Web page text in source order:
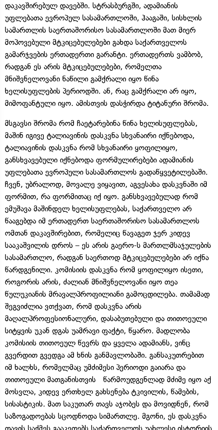
დაკავშირებულ დავებში. სტრასბურგში, ადამიანის
უფლებათა ევროპულ სასამართლოში, ჰააგაში, სისხლის
სამართლის საერთაშორისო სასამართლოში მათ მიერ
მოპოვებული მტკიცებულებები გახდა საქართველოს
გამარჯვების ერთადერთი გარანტი. ერთადერთს ვამბობ,
რადგან ეს არის მტკიცებულებები, რომელთა
მნიშვნელოვანი ნაწილი გამქრალი იყო წინა
ხელისუფლების პერიოდში. ან, რაც გამქრალი არ იყო,
მიმოფანტული იყო. ამისთვის დასჭირდა ტიტანური შრომა.
მსგავსი შრომა რომ ჩაეტარებინა წინა ხელისუფლებას,
მაშინ იგივე ტალიავინის დასკვნა სხვანაირი იქნებოდა,
ტალიავინის დასკვნა რომ სხვანაირი ყოფილიყო,
განსხვავებული იქნებოდა ფორმულირებები ადამიანის
უფლებათა ევროპული სასამართლოს გადაწყვეტილებაში.
ჩვენ, უბრალოდ, მოვალე ვიყავით, აგვესახა დასკვნაში იმ
ფორმით, რა ფორმითაც იქ იყო. განსხვავებულად რომ
ემუშავა მაშინდელ ხელისუფლებას, საქართველო არ
წააგებდა იმ ერთადერთ საერთაშორისო სასამართლოს
ომთან დაკავშირებით, რომელიც წავაგეთ ჯერ კიდევ
სააკაშვილის დროს – ეს არის გაერო-ს მართლმსაჯულების
სასამართლო, რადგან საერთოდ მტკიცებულებები არ იქნა
წარდგენილი. კომისიის დასკვნა რომ ყოფილიყო ისეთი,
როგორის არის, ძალიან მნიშვნელოვანი იყო თეა
წულუკიანის მრავალპროფილიანი გამოცდილება. თამამად
შეგვიძლია ვთქვათ, რომ დასკვნა არის
მაღალპროფესიონალური, დასაბუთებული და თითოეული
სიტყვის უკან დგას უამრავი ფაქტი, წყარო. მადლობა
კომისიის თითოეულ წევრს და ყველა ადამიანს, ვინც
გვერდით გვედგა ამ ხნის განმავლობაში. განსაკუთრებით
იმ ხალხს, რომელმაც უმძიმესი პერიოდი გაიარა და
თითოეული მათგანისთვის წარმოუდგენლად მძიმე იყო აქ
მოსვლა, კიდევ ერთხელ გახსენება ტკივილის, წამების,
სისასტიკის. მათ საკუთარ თავს აჯობეს და მოვიდნენ, რომ
საზოგადოებას სცოდნოდა სიმართლე. მგონი, ეს დასკვნა